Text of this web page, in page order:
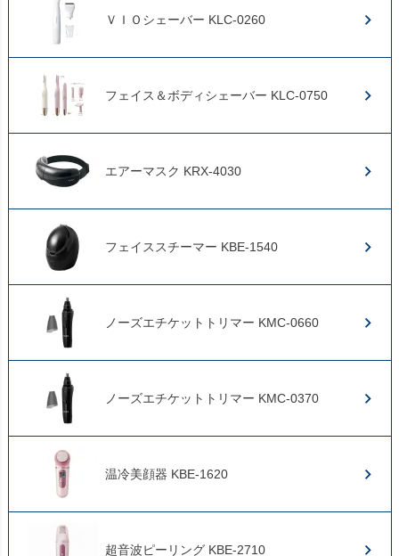
ＶＩＯシェーバー KLC-0260
フェイス＆ボディシェーバー KLC-0750
エアーマスク KRX-4030
フェイススチーマー KBE-1540
ノーズエチケットトリマー KMC-0660
ノーズエチケットトリマー KMC-0370
温冷美顔器 KBE-1620
超音波ピーリング KBE-2710